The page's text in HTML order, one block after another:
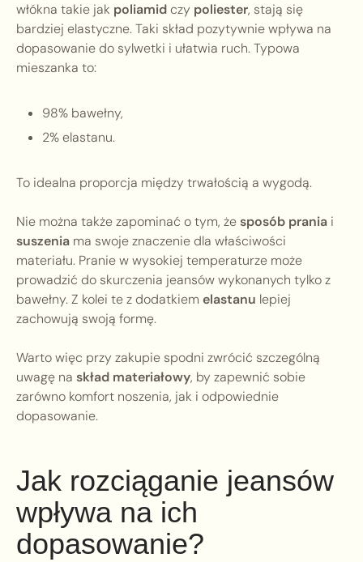
włókna takie jak poliamidczy poliester, stają się
bardziej elastyczne. Taki skład pozytywnie wpływa na
dopasowanie do sylwetki i ułatwia ruch. Typowa
mieszanka to:
98% bawełny,
2% elastanu.
To idealna proporcja między trwałością a wygodą.
Nie można także zapominać o tym, żesposób prania i
suszenia ma swoje znaczenie dla właściwości
materiału. Pranie w wysokiej temperaturze może
prowadzić do skurczenia jeansów wykonanych tylko z
bawełny. Z kolei te z dodatkiem elastanu lepiej
zachowują swoją formę.
Warto więc przy zakupie spodni zwrócić szczególną
uwagę na skład materiałowy, by zapewnić sobie
zarówno komfort noszenia, jak i odpowiednie
dopasowanie.
Jak rozciąganie jeansów
wpływa na ich
dopasowanie?